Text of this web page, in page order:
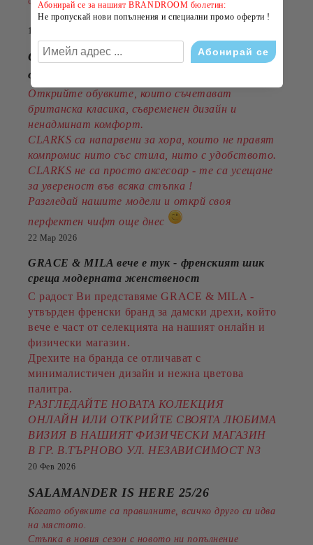
14 Юли 2026
CLARKS - стил, комфорт и традиция
от 1825година
Открийте обувките, които съчетават
британска класика, съвременен дизайн и
ненадминат комфорт.
CLARKS са напарвени за хора, които не правят
компромис нито със стила, нито с удобството.
CLARKS не са просто аксесоар - те са усещане
за увереност във всяка стъпка !
Разгледай нашите модели и открй своя
перфектен чифт още днес
22 Мар 2026
GRACE & MILA вече е тук - френският шик
среща модерната женственост
С радост Ви представяме GRACE & MILA -
утвърден френски бранд за дамски дрехи, който
вече е част от селекцията на нашият онлайн и
физически магазин.
Дрехите на бранда се отличават с
минималистичен дизайн и нежна цветова
палитра.
РАЗГЛЕДАЙТЕ НОВАТА КОЛЕКЦИЯ
ОНЛАЙН ИЛИ ОТКРИЙТЕ СВОЯТА ЛЮБИМА
ВИЗИЯ В НАШИЯТ ФИЗИЧЕСКИ МАГАЗИН
В ГР. В.ТЪРНОВО УЛ. НЕЗАВИСИМОСТ N3
20 Фев 2026
SALAMANDER IS HERE 25/26
Когато обувките са правилните, всичко друго си идва
на мястото.
Стъпка в новия сезон с новото ни попълнение
Абонирай се за нашият BRANDROOM бюлетин:
Не пропускай нови попълнения и специални промо оферти !